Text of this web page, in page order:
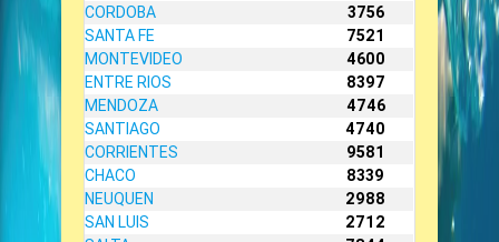
CORDOBA
3756
SANTA FE
7521
MONTEVIDEO
4600
ENTRE RIOS
8397
MENDOZA
4746
SANTIAGO
4740
CORRIENTES
9581
CHACO
8339
NEUQUEN
2988
SAN LUIS
2712